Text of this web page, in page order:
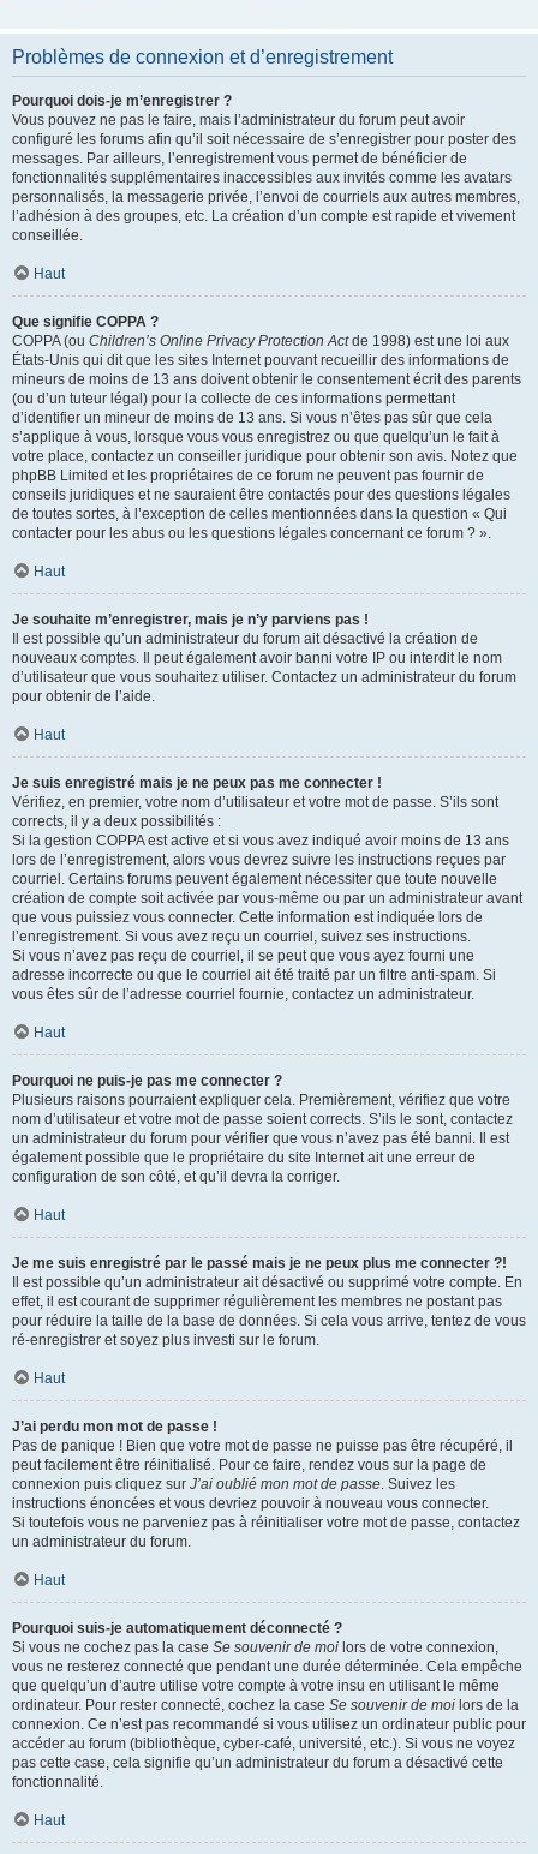
Problèmes de connexion et d’enregistrement
Pourquoi dois-je m’enregistrer ?
Vous pouvez ne pas le faire, mais l’administrateur du forum peut avoir
configuré les forums afin qu’il soit nécessaire de s’enregistrer pour poster des
messages. Par ailleurs, l’enregistrement vous permet de bénéficier de
fonctionnalités supplémentaires inaccessibles aux invités comme les avatars
personnalisés, la messagerie privée, l’envoi de courriels aux autres membres,
l’adhésion à des groupes, etc. La création d’un compte est rapide et vivement
conseillée.
Haut
Que signifie COPPA ?
COPPA (ou Children’s Online Privacy Protection Actde 1998) est une loi aux
États-Unis qui dit que les sites Internet pouvant recueillir des informations de
mineurs de moins de 13 ans doivent obtenir le consentement écrit des parents
(ou d’un tuteur légal) pour la collecte de ces informations permettant
d’identifier un mineur de moins de 13 ans. Si vous n’êtes pas sûr que cela
s’applique à vous, lorsque vous vous enregistrez ou que quelqu’un le fait à
votre place, contactez un conseiller juridique pour obtenir son avis. Notez que
phpBB Limited et les propriétaires de ce forum ne peuvent pas fournir de
conseils juridiques et ne sauraient être contactés pour des questions légales
de toutes sortes, à l’exception de celles mentionnées dans la question « Qui
contacter pour les abus ou les questions légales concernant ce forum ? ».
Haut
Je souhaite m’enregistrer, mais je n’y parviens pas !
Il est possible qu’un administrateur du forum ait désactivé la création de
nouveaux comptes. Il peut également avoir banni votre IP ou interdit le nom
d’utilisateur que vous souhaitez utiliser. Contactez un administrateur du forum
pour obtenir de l’aide.
Haut
Je suis enregistré mais je ne peux pas me connecter !
Vérifiez, en premier, votre nom d’utilisateur et votre mot de passe. S’ils sont
corrects, il y a deux possibilités :
Si la gestion COPPA est active et si vous avez indiqué avoir moins de 13 ans
lors de l’enregistrement, alors vous devrez suivre les instructions reçues par
courriel. Certains forums peuvent également nécessiter que toute nouvelle
création de compte soit activée par vous-même ou par un administrateur avant
que vous puissiez vous connecter. Cette information est indiquée lors de
l’enregistrement. Si vous avez reçu un courriel, suivez ses instructions.
Si vous n’avez pas reçu de courriel, il se peut que vous ayez fourni une
adresse incorrecte ou que le courriel ait été traité par un filtre anti-spam. Si
vous êtes sûr de l’adresse courriel fournie, contactez un administrateur.
Haut
Pourquoi ne puis-je pas me connecter ?
Plusieurs raisons pourraient expliquer cela. Premièrement, vérifiez que votre
nom d’utilisateur et votre mot de passe soient corrects. S’ils le sont, contactez
un administrateur du forum pour vérifier que vous n’avez pas été banni. Il est
également possible que le propriétaire du site Internet ait une erreur de
configuration de son côté, et qu’il devra la corriger.
Haut
Je me suis enregistré par le passé mais je ne peux plus me connecter ?!
Il est possible qu’un administrateur ait désactivé ou supprimé votre compte. En
effet, il est courant de supprimer régulièrement les membres ne postant pas
pour réduire la taille de la base de données. Si cela vous arrive, tentez de vous
ré-enregistrer et soyez plus investi sur le forum.
Haut
J’ai perdu mon mot de passe !
Pas de panique ! Bien que votre mot de passe ne puisse pas être récupéré, il
peut facilement être réinitialisé. Pour ce faire, rendez vous sur la page de
connexion puis cliquez sur J’ai oublié mon mot de passe. Suivez les
instructions énoncées et vous devriez pouvoir à nouveau vous connecter.
Si toutefois vous ne parveniez pas à réinitialiser votre mot de passe, contactez
un administrateur du forum.
Haut
Pourquoi suis-je automatiquement déconnecté ?
Si vous ne cochez pas la case Se souvenir de moi lors de votre connexion,
vous ne resterez connecté que pendant une durée déterminée. Cela empêche
que quelqu’un d’autre utilise votre compte à votre insu en utilisant le même
ordinateur. Pour rester connecté, cochez la case Se souvenir de moi lors de la
connexion. Ce n’est pas recommandé si vous utilisez un ordinateur public pour
accéder au forum (bibliothèque, cyber-café, université, etc.). Si vous ne voyez
pas cette case, cela signifie qu’un administrateur du forum a désactivé cette
fonctionnalité.
Haut